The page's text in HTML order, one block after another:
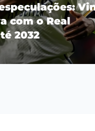
com o Real
2032